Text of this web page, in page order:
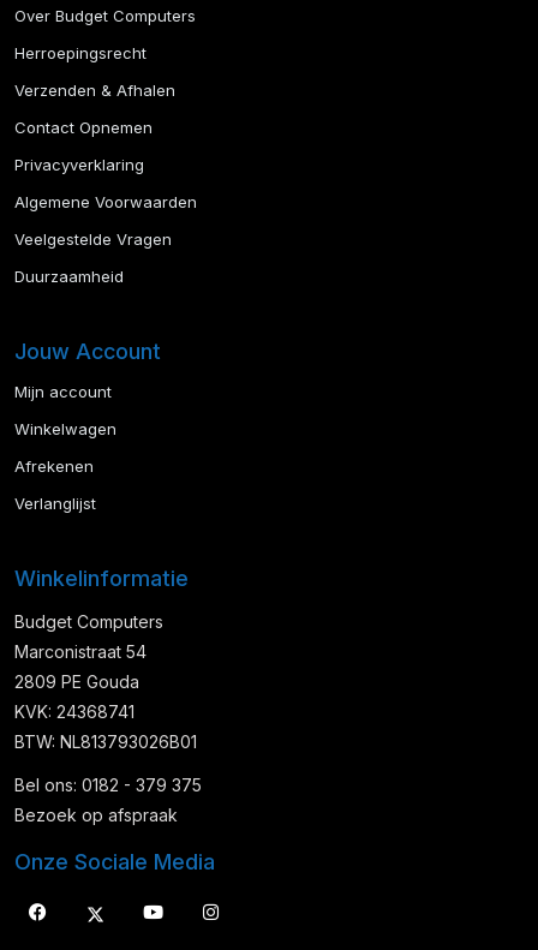
Over Budget Computers
Herroepingsrecht
Verzenden & Afhalen
Contact Opnemen
Privacyverklaring
Algemene Voorwaarden
Veelgestelde Vragen
Duurzaamheid
Jouw Account
Mijn account
Winkelwagen
Afrekenen
Verlanglijst
Winkelinformatie
Budget Computers
Marconistraat 54
2809 PE Gouda
KVK: 24368741
BTW: NL813793026B01
Bel ons: 0182 - 379 375
Bezoek op afspraak
Onze Sociale Media